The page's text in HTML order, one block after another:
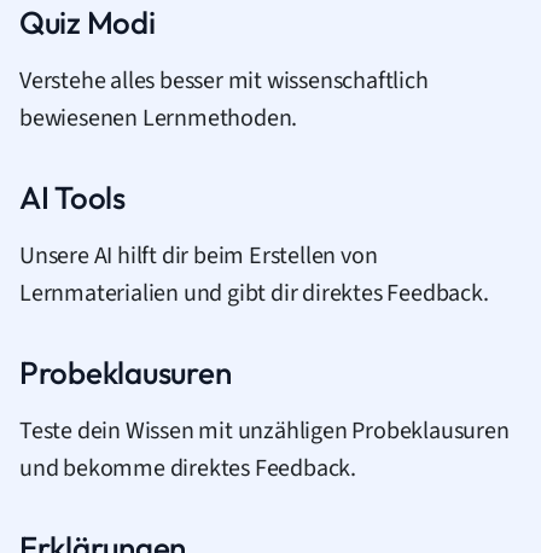
Quiz Modi
Verstehe alles besser mit wissenschaftlich
bewiesenen Lernmethoden.
AI Tools
Unsere AI hilft dir beim Erstellen von
Lernmaterialien und gibt dir direktes Feedback.
Probeklausuren
Teste dein Wissen mit unzähligen Probeklausuren
und bekomme direktes Feedback.